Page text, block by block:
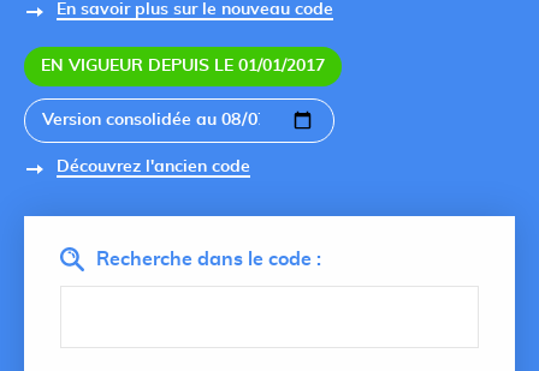
En savoir plus sur le nouveau code
EN VIGUEUR DEPUIS LE 01/01/2017
Découvrez l'ancien code
Recherche dans le code :